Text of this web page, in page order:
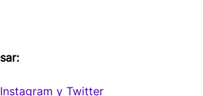
y Twitter